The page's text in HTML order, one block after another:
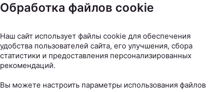
теперь в Национальном
там открылись
07.08.2026
Обработка файлов cookie
Наш сайт использует файлы cookie для обеспечения
удобства пользователей сайта, его улучшения, сбора
статистики и предоставления персонализированных
рекомендаций.
Вы можете настроить параметры использования файлов